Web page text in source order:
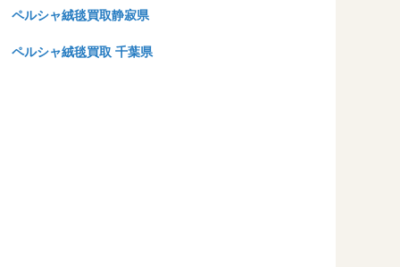
ペルシャ絨毯買取静寂県
ペルシャ絨毯買取 千葉県